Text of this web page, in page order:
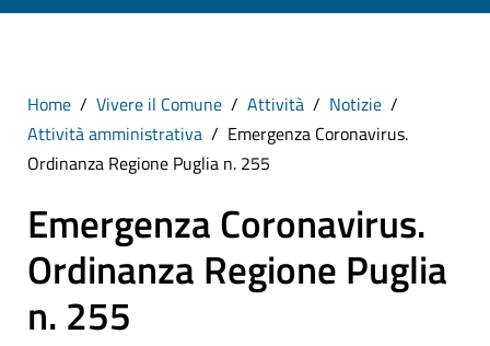
Home Vivere il Comune Attività
Notizie
Attività amministrativa
Emergenza Coronavirus.
Ordinanza Regione Puglia n. 255
Emergenza Coronavirus.
Ordinanza Regione Puglia
n. 255